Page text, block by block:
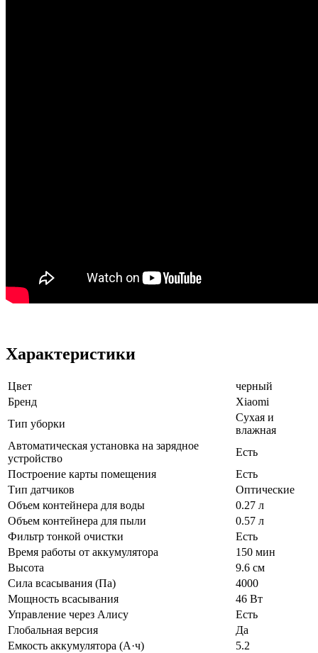
Характеристики
Цвет
черный
Бренд
Xiaomi
Тип уборки
Сухая и
влажная
Автоматическая установка на зарядное
устройство
Есть
Построение карты помещения
Есть
Тип датчиков
Оптические
Объем контейнера для воды
0.27 л
Объем контейнера для пыли
0.57 л
Фильтр тонкой очистки
Есть
Время работы от аккумулятора
150 мин
Высота
9.6 см
Сила всасывания (Па)
4000
Мощность всасывания
46 Вт
Управление через Алису
Есть
Глобальная версия
Да
Емкость аккумулятора (А·ч)
5.2